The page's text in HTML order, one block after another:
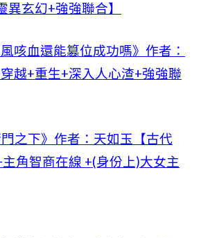
玄幻+強強聯合】
風咳血還能篡位成功嗎》作者：
越+重生+深入人心渣+強強聯
門之下》作者：天如玉【古代
角智商在線 +(身份上)大女主